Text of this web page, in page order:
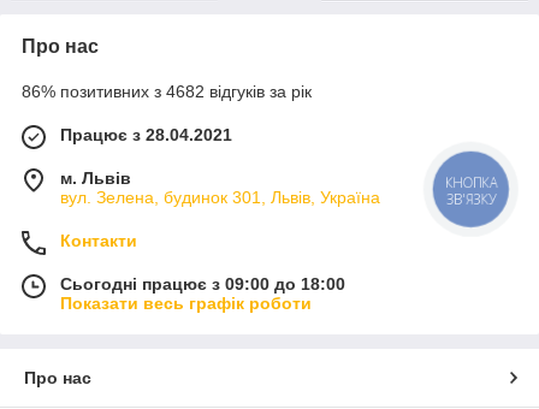
Про нас
86% позитивних з 4682 відгуків за рік
Працює з 28.04.2021
м. Львів
вул. Зелена, будинок 301, Львів, Україна
Контакти
Сьогодні працює з 09:00 до 18:00
Показати весь графік роботи
Про нас
КНОПКА
ЗВ'ЯЗКУ